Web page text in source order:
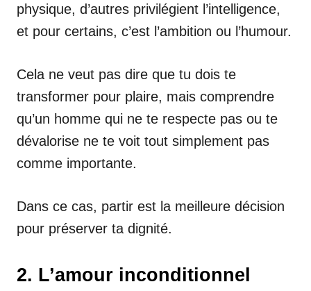
physique, d’autres privilégient l’intelligence,
et pour certains, c’est l’ambition ou l’humour.
Cela ne veut pas dire que tu dois te
transformer pour plaire, mais comprendre
qu’un homme qui ne te respecte pas ou te
dévalorise ne te voit tout simplement pas
comme importante.
Dans ce cas, partir est la meilleure décision
pour préserver ta dignité.
2. L’amour inconditionnel